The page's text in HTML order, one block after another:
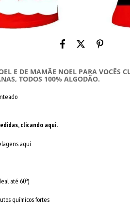
E DE MAMÃE NOEL PARA VOCÊS
TODOS 100% ALGODÃO.
clicando aqui.
aqui
até 60º)
químicos fortes